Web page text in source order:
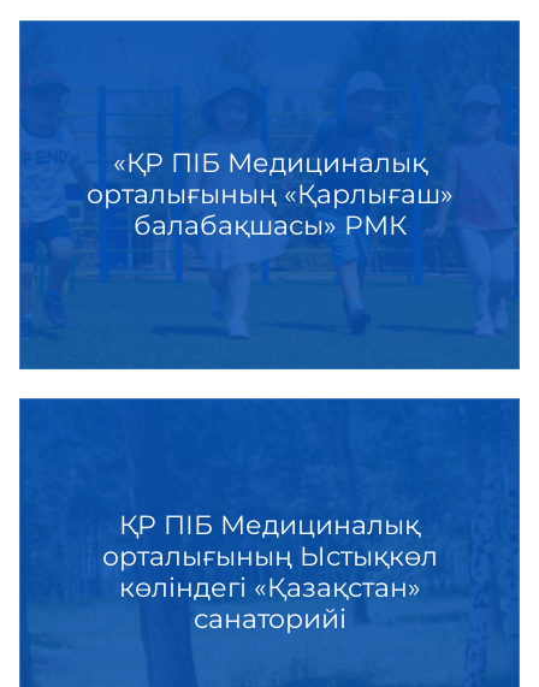
«ҚР ПІБ Медициналық
орталығының «Қарлығаш»
балабақшасы» РМК
ҚР ПІБ Медициналық
орталығының Ыстықкөл
көліндегі «Қазақстан»
санаторийі